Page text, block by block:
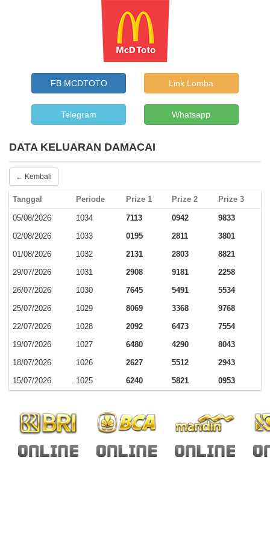
FB MCDTOTO Link Lomba
Telegram Whatsapp
DATA KELUARAN DAMACAI
← Kembali
Tanggal Periode Prize 1 Prize 2 Prize 3
05/08/2026 1034 7113 0942
9833
02/08/2026
1033 0195 2811
3801
01/08/2026
1032 2131 2803
8821
29/07/2026
1031 2908 9181
2258
26/07/2026
1030 7645 5491
5534
25/07/2026
1029 8069 3368
9768
22/07/2026
1028 2092 6473
7554
19/07/2026
1027 6480 4290
8043
18/07/2026
1026 2627 5512
2943
15/07/2026
1025 6240 5821 0953